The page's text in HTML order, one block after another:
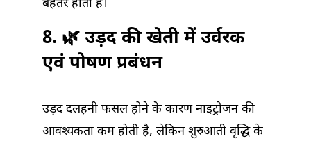
बेहतर होता है।
8. 🌿 उड़द की खेती में उर्वरक
एवं पोषण प्रबंधन
उड़द दलहनी फसल होने के कारण नाइट्रोजन की
आवश्यकता कम होती है, लेकिन शुरुआती वृद्धि के